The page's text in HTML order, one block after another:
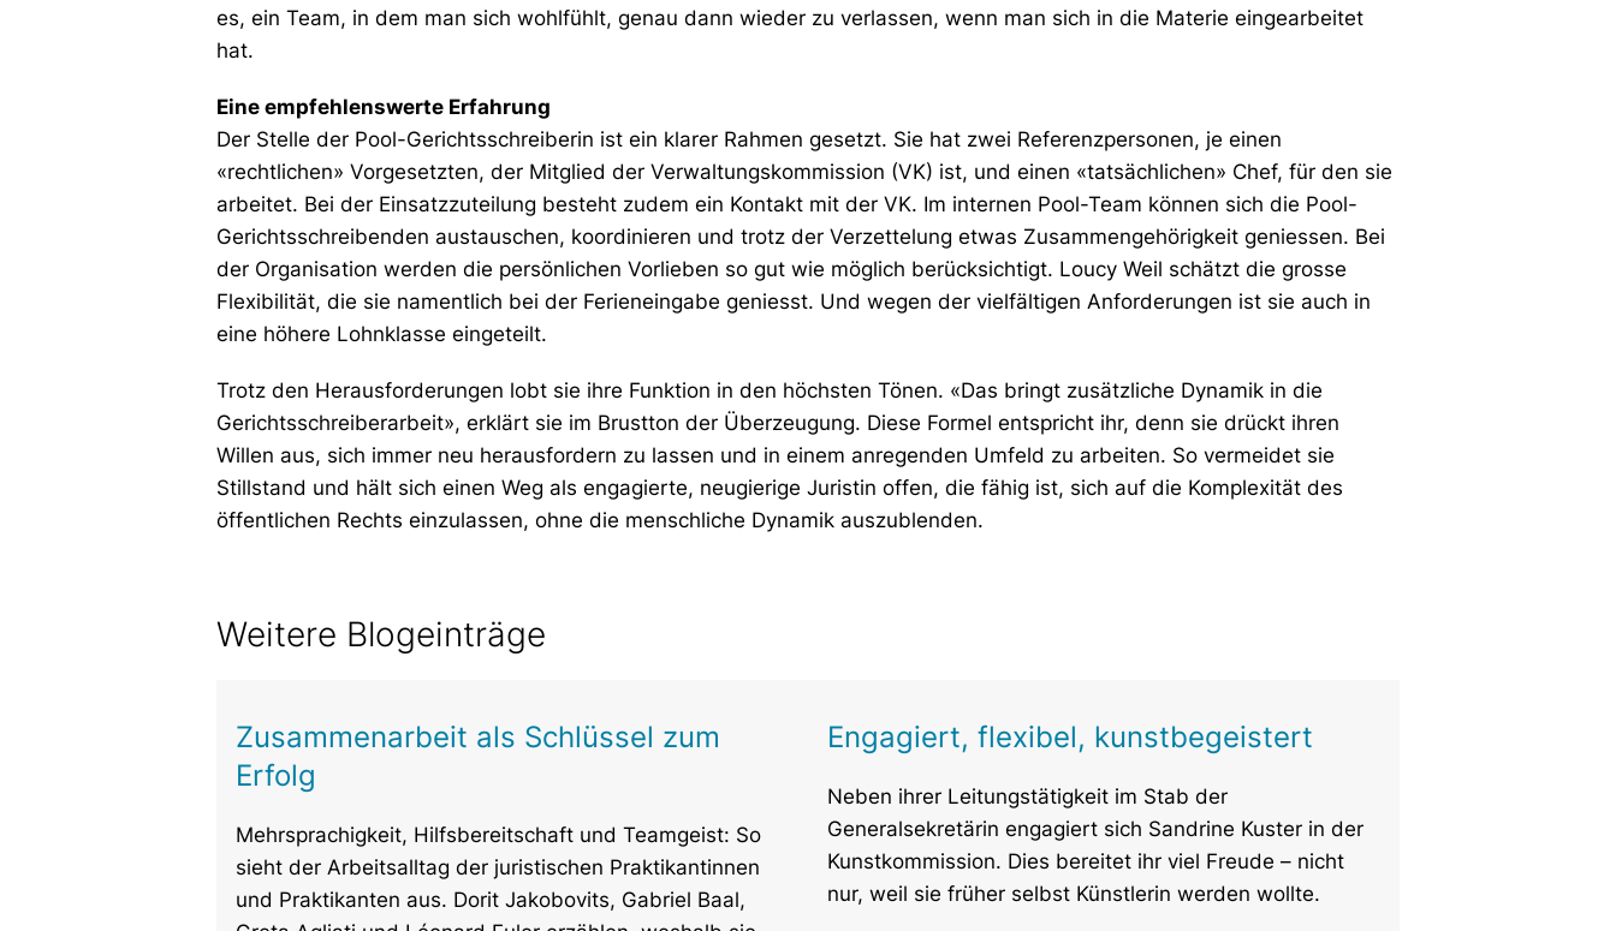
es, ein Team, in dem man sich wohlfühlt, genau dann wieder zu verlassen, wenn man sich in die Materie eingearbeitet
hat.
Eine empfehlenswerte Erfahrung
Der Stelle der Pool-Gerichtsschreiberin ist ein klarer Rahmen gesetzt. Sie hat zwei Referenzpersonen, je einen
«rechtlichen» Vorgesetzten, der Mitglied der Verwaltungskommission (VK) ist, und einen «tatsächlichen» Chef, für den sie
arbeitet. Bei der Einsatzzuteilung besteht zudem ein Kontakt mit der VK. Im internen Pool-Team können sich die Pool-
Gerichtsschreibenden austauschen, koordinieren und trotz der Verzettelung etwas Zusammengehörigkeit geniessen. Bei
der Organisation werden die persönlichen Vorlieben so gut wie möglich berücksichtigt. Loucy Weil schätzt die grosse
Flexibilität, die sie namentlich bei der Ferieneingabe geniesst. Und wegen der vielfältigen Anforderungen ist sie auch in
eine höhere Lohnklasse eingeteilt.
Trotz den Herausforderungen lobt sie ihre Funktion in den höchsten Tönen. «Das bringt zusätzliche Dynamik in die
Gerichtsschreiberarbeit», erklärt sie im Brustton der Überzeugung. Diese Formel entspricht ihr, denn sie drückt ihren
Willen aus, sich immer neu herausfordern zu lassen und in einem anregenden Umfeld zu arbeiten. So vermeidet sie
Stillstand und hält sich einen Weg als engagierte, neugierige Juristin offen, die fähig ist, sich auf die Komplexität des
öffentlichen Rechts einzulassen, ohne die menschliche Dynamik auszublenden.
Weitere Blogeinträge
Zusammenarbeit als Schlüssel zum
Erfolg
Mehrsprachigkeit, Hilfsbereitschaft und Teamgeist: So
sieht der Arbeitsalltag der juristischen Praktikantinnen
und Praktikanten aus. Dorit Jakobovits, Gabriel Baal,
Engagiert, flexibel, kunstbegeistert
Neben ihrer Leitungstätigkeit im Stab der
Generalsekretärin engagiert sich Sandrine Kuster in der
Kunstkommission. Dies bereitet ihr viel Freude – nicht
nur, weil sie früher selbst Künstlerin werden wollte.